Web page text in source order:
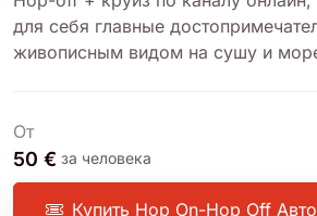
для себя главные
живописным видом на сушу и
От
50 € за человека
Купить Hop On-Hop Off